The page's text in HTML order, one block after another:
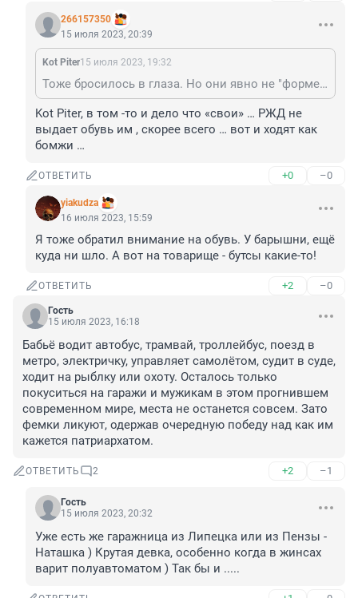
266157350
15 июля 2023, 20:39
Kot Piter15 июля 2023, 19:32
Тоже бросилось в глаза. Но они явно не "форменные", а свои. =)))
Kot Piter, в том -то и дело что «свои» … РЖД не
выдает обувь им , скорее всего … вот и ходят как
бомжи …
ОТВЕТИТЬ +0 –0
yiakudza
16 июля 2023, 15:59
Я тоже обратил внимание на обувь. У барышни, ещё
куда ни шло. А вот на товарище - бутсы какие-то!
ОТВЕТИТЬ +2 –0
Гость
15 июля 2023, 16:18
Бабьё водит автобус, трамвай, троллейбус, поезд в
метро, электричку, управляет самолётом, судит в суде,
ходит на рыблку или охоту. Осталось только
покуситься на гаражи и мужикам в этом прогнившем
современном мире, места не останется совсем. Зато
фемки ликуют, одержав очередную победу над как им
кажется патриархатом.
ОТВЕТИТЬ 2 +2 –1
Гость
15 июля 2023, 20:32
Уже есть же гаражница из Липецка или из Пензы -
Наташка ) Крутая девка, особенно когда в жинсах
варит полуавтоматом ) Так бы и .....